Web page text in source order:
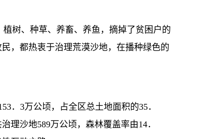
树、种草、养畜、养鱼，摘掉了贫困户的
，都热衷于治理荒漠沙地，在播种绿色的
3万公顷，占全区总土地面积的35．
理沙地589万公顷，森林覆盖率由14．